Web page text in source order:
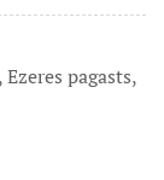
Ezeres pagasts,